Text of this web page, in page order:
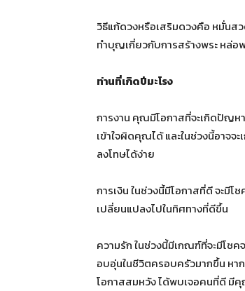
วิธีแก้ดวงหรือเสริมดวงคือ หมั่น
ทำบุญเกี่ยวกับการสร้างพระ หล่อ
ท่านที่เกิดปีมะโรง
การงาน คุณมีโอกาสที่จะเกิดปัญหา
เข้าใจผิดคุณได้ และในช่วงนี้อาจจ
ลงโทษได้ง่าย
การเงิน ในช่วงนี้มีโอกาสที่ดี จะมีโ
เปลี่ยนแปลงไปในทิศทางที่ดีขึ้น
ความรัก ในช่วงนี้มีเกณฑ์ที่จะมีโช
อบอุ่นในชีวิตครอบครัวมากขึ้น หา
โอกาสสมหวัง ได้พบเจอคนที่ดี มี